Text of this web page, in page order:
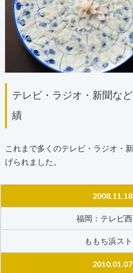
テレビ・ラジオ・新聞な
績
これまで多くのテレビ・ラジオ・
げられました。
2008.11.18
福岡：テレビ
ももち浜ス
2010.01.07